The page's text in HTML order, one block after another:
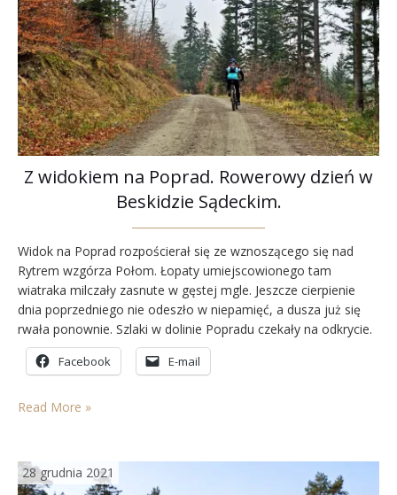
Z widokiem na Poprad. Rowerowy dzień w
Beskidzie Sądeckim.
Widok na Poprad rozpościerał się ze wznoszącego się nad
Rytrem wzgórza Połom. Łopaty umiejscowionego tam
wiatraka milczały zasnute w gęstej mgle. Jeszcze cierpienie
dnia poprzedniego nie odeszło w niepamięć, a dusza już się
rwała ponownie. Szlaki w dolinie Popradu czekały na odkrycie.
Padłam i powstałam. Nowy dzień, nowe wyzwanie. Tym
razem mniej wymagająco. Widokowo… byłoby pięknie, gdyby
Facebook E-mail
Read More »
28 grudnia 2021